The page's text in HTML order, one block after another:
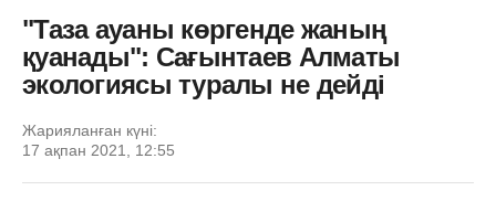
"Таза ауаны көргенде жаның
қуанады": Сағынтаев Алматы
экологиясы туралы не дейді
Жарияланған күні:
17 ақпан 2021, 12:55